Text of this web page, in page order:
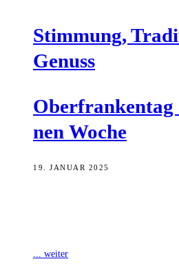
Stim­mung,
Genuss
nen Woche
19. JANUAR 2025
... weiter